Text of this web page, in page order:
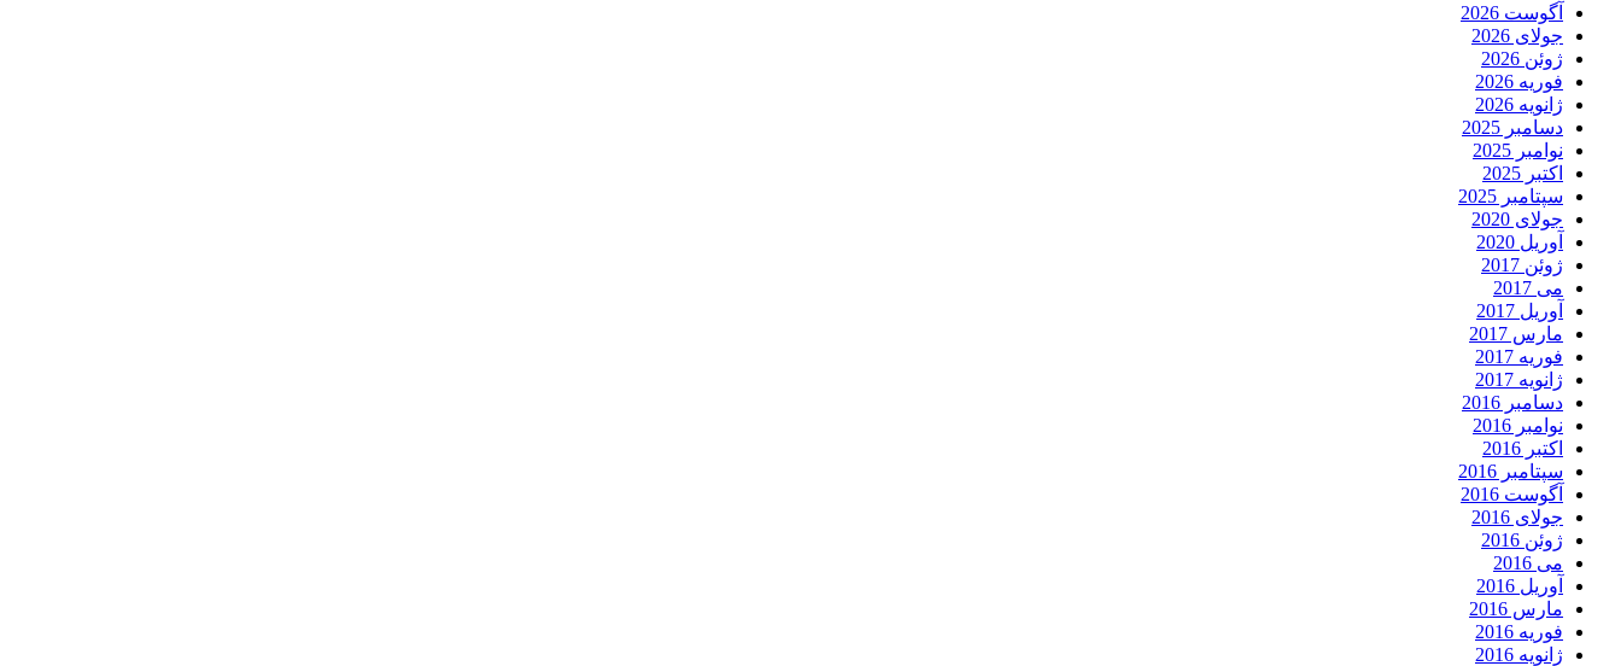
آگوست 2026
جولای 2026
ژوئن 2026
فوریه 2026
ژانویه 2026
دسامبر 2025
نوامبر 2025
اکتبر 2025
سپتامبر 2025
جولای 2020
آوریل 2020
ژوئن 2017
می 2017
آوریل 2017
مارس 2017
فوریه 2017
ژانویه 2017
دسامبر 2016
نوامبر 2016
اکتبر 2016
سپتامبر 2016
آگوست 2016
جولای 2016
ژوئن 2016
می 2016
آوریل 2016
مارس 2016
فوریه 2016
ژانویه 2016